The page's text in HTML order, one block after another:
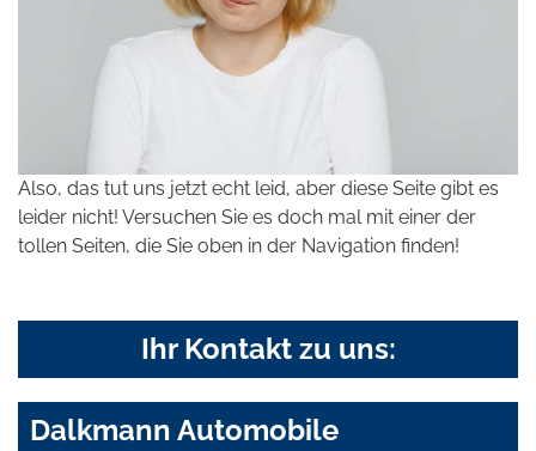
Also, das tut uns jetzt echt leid, aber diese Seite gibt es
leider nicht! Versuchen Sie es doch mal mit einer der
tollen Seiten, die Sie oben in der Navigation finden!
Ihr Kontakt zu uns:
Dalkmann Automobile